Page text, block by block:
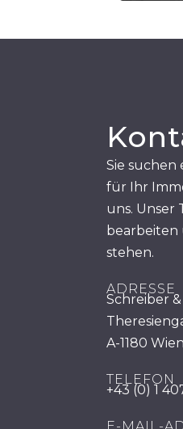
Sie
für Ihr
uns. Unser
bearbeiten
stehen.
ADRESSE
Schreiber
A-1180 Wien
TELEFON
+43 (0) 1